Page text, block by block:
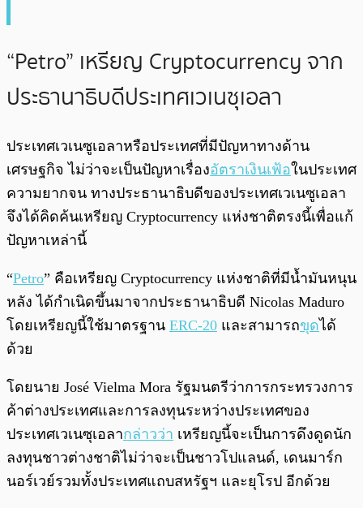
“Petro” เหรียญ Cryptocurrency จาก
ประธานาธิบดีประเทศเวเนซุเอลา
ประเทศเวเนซูเอลาหรือประเทศที่มีปัญหาทางด้าน
เศรษฐกิจ ไม่ว่าจะเป็นปัญหาเรื่องอัตราเงินเฟ้อในประเทศ
ความยากจน ทางประธานาธิบดีของประเทศเวเนซูเอลา
จึงได้คิดค้นเหรียญ Cryptocurrency แห่งชาติตรงนี้เพื่อแก้
ปัญหาเหล่านี้
“Petro” คือเหรียญ Cryptocurrency แห่งชาติที่มีน้ำมันหนุน
หลัง ได้กำเนิดขึ้นมาจากประธานาธิบดี Nicolas Maduro
โดยเหรียญนี้ใช้มาตรฐาน ERC-20 และสามารถขุดได้
ด้วย
โดยนาย José Vielma Mora รัฐมนตรีว่าการกระทรวงการ
ค้าต่างประเทศและการลงทุนระหว่างประเทศของ
ประเทศเวเนซุเอลากล่าวว่า เหรียญนี้จะเป็นการดึงดูดนัก
ลงทุนชาวต่างชาติไม่ว่าจะเป็นชาวโปแลนด์, เดนมาร์ก
นอร์เวย์รวมทั้งประเทศแถบสหรัฐฯ และยุโรป อีกด้วย